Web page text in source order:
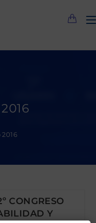
CONGRESO
Y